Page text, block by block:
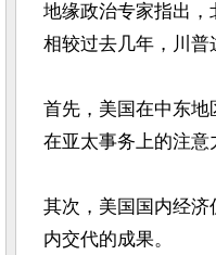
地缘政治专家指出，
相较过去几年，川普
首先，美国在中东
在亚太事务上的注意
其次，美国国内经济
内交代的成果。